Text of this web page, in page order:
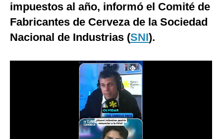
Club del Suscriptor
Mix
impuestos al año, informó el Comité de
Fabricantes de Cerveza de la Sociedad
Nacional de Industrias (SNI).